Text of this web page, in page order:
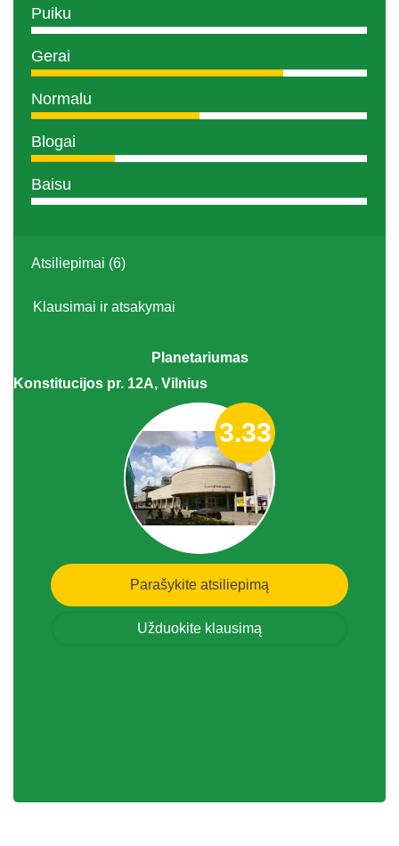
Puiku
Gerai
Normalu
Blogai
Baisu
Atsiliepimai (6)
Klausimai ir atsakymai
Planetariumas
Konstitucijos pr. 12A, Vilnius
3.33
Parašykite atsiliepimą
Užduokite klausimą